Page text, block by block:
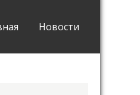
Новости